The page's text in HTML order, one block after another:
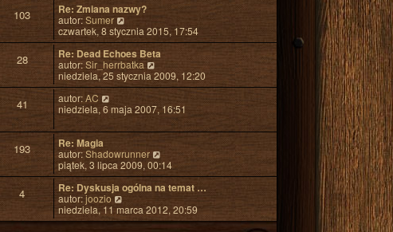
103 Re: Zmiana nazwy?
autor:Sumer
y
ś
w
i
e
t
n
a
j
o
w
s
z
y
p
o
czwartek, 8 stycznia 2015, 17:54
28 Re: Dead Echoes Beta
autor:Sir_herrbatka
y
ś
i
e
t
n
a
j
n
w
s
niedziela, 25 stycznia 2009, 12:20
41 autor:AC
y
ś
w
e
t
l
n
a
j
n
niedziela, 6 maja 2007, 16:51
193 Re: Magia
autor:Shadowrunner
W
y
ś
w
e
t
piątek, 3 lipca 2009, 00:14
4 Re: Dyskusja ogólna na temat …
autor:joozio
W
y
ś
niedziela, 11 marca 2012, 20:59